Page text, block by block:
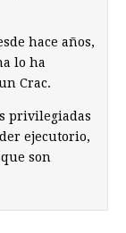
hace años,
lo ha
Crac.
privilegiadas
ejecutorio,
son